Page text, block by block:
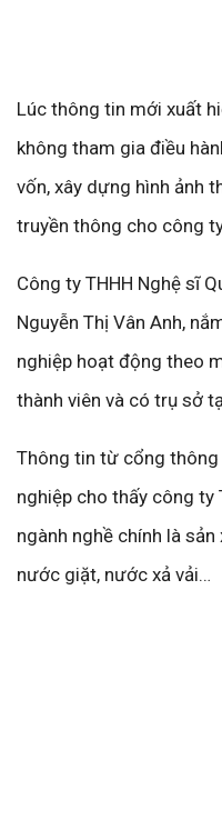
Lúc thông tin mới xuất
không tham gia điều
vốn, xây dựng hình ảnh
truyền thông cho công
Công ty THHH Nghệ sĩ
Nguyễn Thị Vân Anh,
nghiệp hoạt động theo
thành viên và có trụ sở
Thông tin từ cổng
nghiệp cho thấy công ty
ngành nghề chính là
nước giặt, nước xả vải…